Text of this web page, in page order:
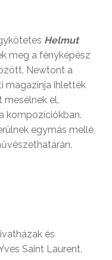
Helmut
meg a fényképész
Newtont a
magazinja ihlették
mesélnek el,
kompozíciókban.
egymás mellé,
és
Saint Laurent,